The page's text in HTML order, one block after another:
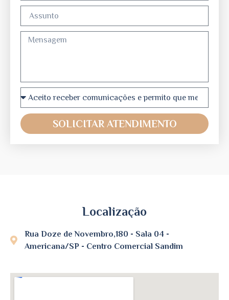
SOLICITAR ATENDIMENTO
Localização
Rua Doze de Novembro,180 - Sala 04 -
Americana/SP - Centro Comercial Sandim